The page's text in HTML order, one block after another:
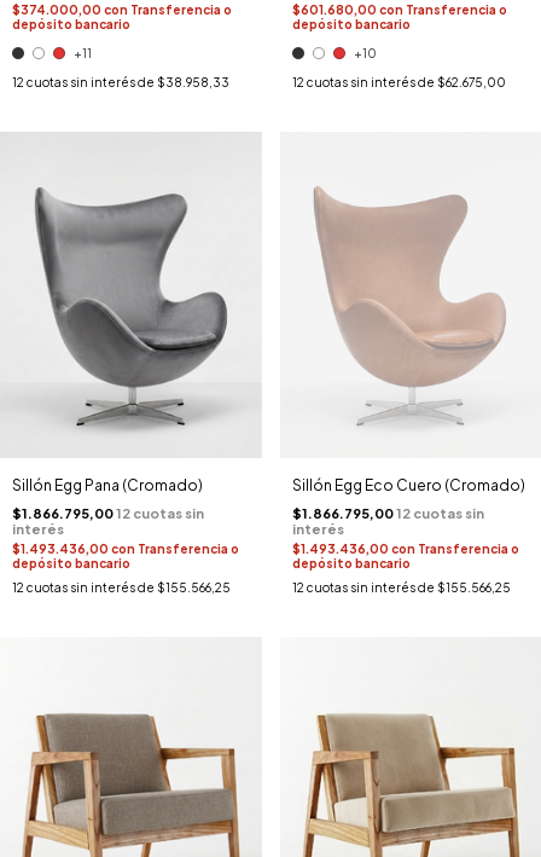
$374.000,00 con Transferencia o
depósito bancario
+11
12 cuotas sin interés de $38.958,33
$601.680,00 con Transferencia o
depósito bancario
+10
12 cuotas sin interés de $62.675,00
Sillón Egg Pana (Cromado)
$1.866.795,00
$1.493.436,00 con Transferencia o
depósito bancario
12 cuotas sin interés de $155.566,25
Sillón Egg Eco Cuero (Cromado)
$1.866.795,00
$1.493.436,00 con Transferencia o
depósito bancario
12 cuotas sin interés de $155.566,25